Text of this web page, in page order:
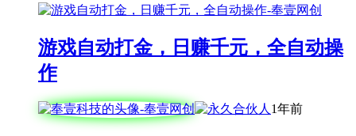
游戏自动打金，日赚千元，全自动操
作
1年前